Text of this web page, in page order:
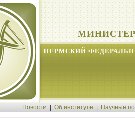
ПЕРМСКИЙ
Новости Об институте Научные